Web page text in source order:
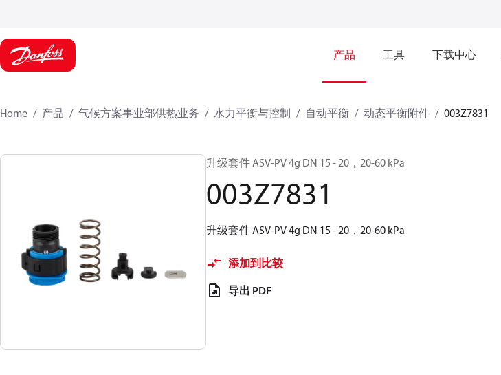
产品 工具 下载中心
Home 产品 气候方案事业部供热业务 水力平衡与控制 自动平衡 动态平衡附件 003Z7831
升级套件 ASV-PV 4g DN 15 - 20，20-60 kPa
003Z7831
升级套件 ASV-PV 4g DN 15 - 20，20-60 kPa
添加到比较
导出 PDF